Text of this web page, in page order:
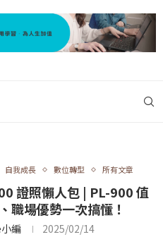
自我成長 數位轉型 所有文章
證照懶人包​ | PL-900 值
職場優勢一次搞懂​！
編 2025/02/14